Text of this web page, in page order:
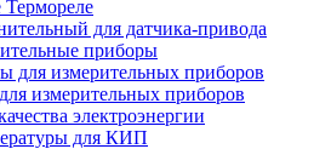
Термореле
для датчика-привода
приборы
измерительных приборов
электроэнергии
для КИП